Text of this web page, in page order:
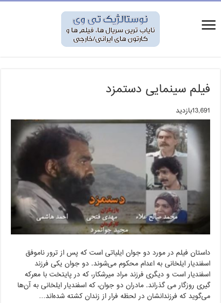
فیلم سینمایی دستمزد
13,691بازدید
داستان فیلم در مورد دو جوان ایلیاتی است که پس از ترور ناموفق
اسفندیار ایلخانی به اعدام محکوم می‌شوند. دو جوان یکی فرزند
اسفندیار است و دیگری فرزند مراد میرشکار، که در پایتخت با معرکه
گیری روزگار می گذراند. مادران دو جوان، که اسفندیار ایلخانی به آن‌ها
می‌گوید که فرزندانشان در لحظه فرار از زندان کشته شده‌اند…